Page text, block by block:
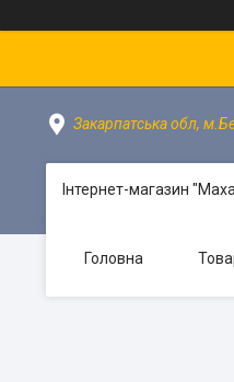
Закарпатська обл,
Інтернет-магазин
Головна